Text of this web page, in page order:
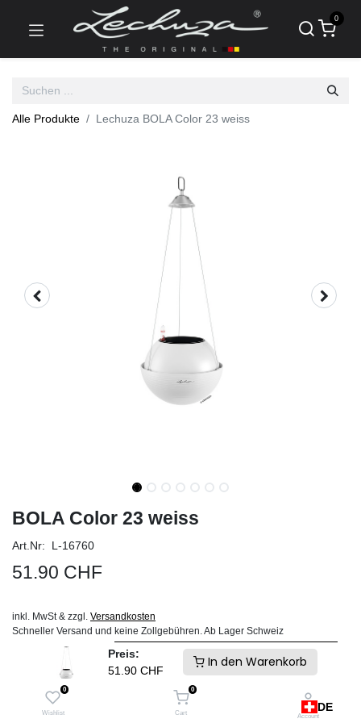
Preis:
51.90 CHF
In den Warenkorb
0
Wishlist
0
Cart Account
0
Alle Produkte Lechuza BOLA Color 23 weiss
BOLA Color 23 weiss
Art.Nr: L-16760
51.90 CHF
inkl. MwSt & zzgl. Versandkosten
Schneller Versand und keine Zollgebühren. Ab Lager Schweiz
IN DEN WARENKORB
Auf die Wunschliste
DE